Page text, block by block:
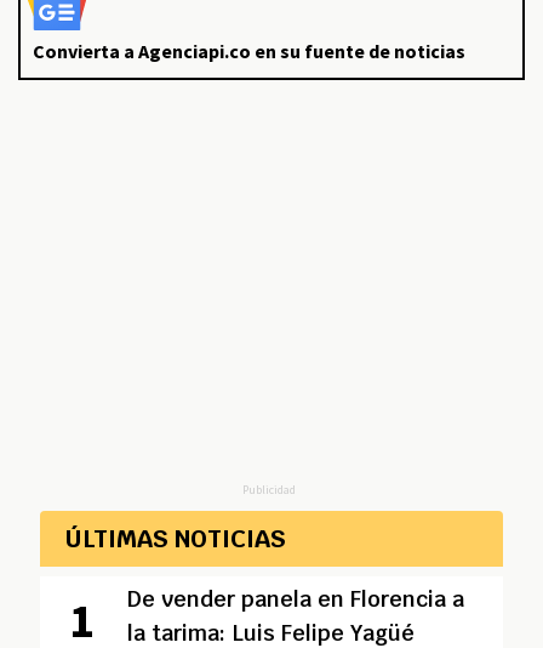
Convierta a Agenciapi.co en su fuente de noticias
Publicidad
ÚLTIMAS NOTICIAS
De vender panela en Florencia a
la tarima: Luis Felipe Yagüé